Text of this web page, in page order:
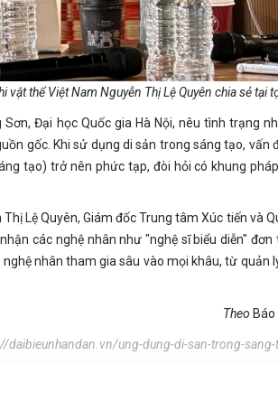
thể Việt Nam Nguyễn Thị Lệ Quyên chia sẻ tại
Đại học Quốc gia Hà Nội, nêu tình trạng
gốc. Khi sử dụng di sản trong sáng tạo, vấn
tạo) trở nên phức tạp, đòi hỏi có khung
Lệ Quyên, Giám đốc Trung tâm Xúc tiến và
các nghệ nhân như "nghệ sĩ biểu diễn"
nhân tham gia sâu vào mọi khâu, từ quản
Theo
daibieunhandan.vn/ung-dung-di-san-trong-